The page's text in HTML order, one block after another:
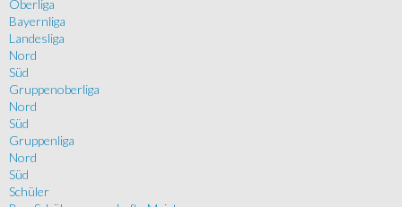
Oberliga
Bayernliga
Landesliga
Nord
Süd
Gruppenoberliga
Nord
Süd
Gruppenliga
Nord
Süd
Schüler